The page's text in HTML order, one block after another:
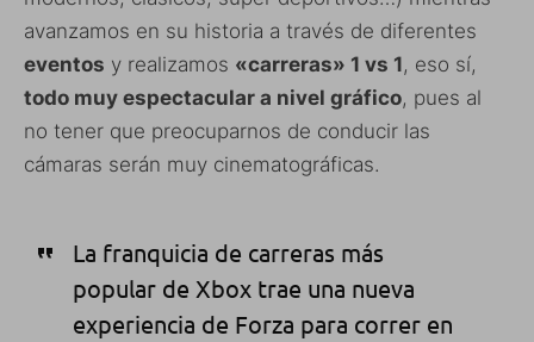
avanzamos en su historia a través de diferentes
eventos y realizamos «carreras» 1 vs 1, eso sí,
todo muy espectacular a nivel gráfico, pues al
no tener que preocuparnos de conducir las
cámaras serán muy cinematográficas.
La franquicia de carreras más
popular de Xbox trae una nueva
experiencia de Forza para correr en